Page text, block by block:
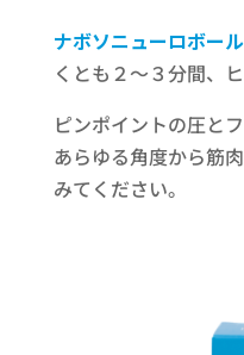
ナボソニューロボール
くとも２～３分間、
ピンポイントの圧と
あらゆる角度から筋
みてください。